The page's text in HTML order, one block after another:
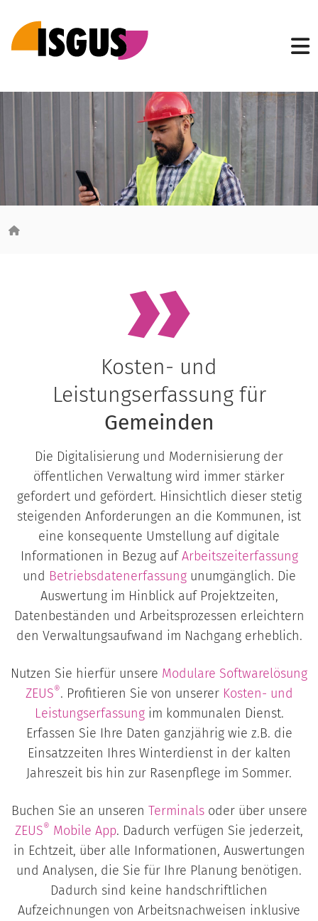
Kosten- und
Leistungserfassung für
Gemeinden
Die Digitalisierung und Modernisierung der
öffentlichen Verwaltung wird immer stärker
gefordert und gefördert. Hinsichtlich dieser stetig
steigenden Anforderungen an die Kommunen, ist
eine konsequente Umstellung auf digitale
Informationen in Bezug aufArbeitszeiterfassung
und Betriebsdatenerfassungunumgänglich. Die
Auswertung im Hinblick auf Projektzeiten,
Datenbeständen und Arbeitsprozessen erleichtern
den Verwaltungsaufwand im Nachgang erheblich.
Nutzen Sie hierfür unsere Modulare Softwarelösung
ZEUS®. Profitieren Sie von unserer Kosten- und
Leistungserfassungim kommunalen Dienst.
Erfassen Sie Ihre Daten ganzjährig wie z.B. die
Einsatzzeiten Ihres Winterdienst in der kalten
Jahreszeit bis hin zur Rasenpflege im Sommer.
Buchen Sie an unseren Terminalsoder über unsere
ZEUS® Mobile App. Dadurch verfügen Sie jederzeit,
in Echtzeit, über alle Informationen, Auswertungen
und Analysen, die Sie für Ihre Planung benötigen.
Dadurch sind keine handschriftlichen
Aufzeichnungen von Arbeitsnachweisen inklusive